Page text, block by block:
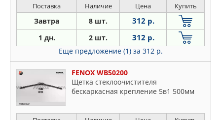
Поставка Наличие Цена Купить
Завтра 8 шт. 312 р.
1 дн. 2 шт. 312 р.
Еще предложение (1) за 312 р.
FENOX WB50200
Щетка стеклоочистителя
бескаркасная крепление 5в1 500мм